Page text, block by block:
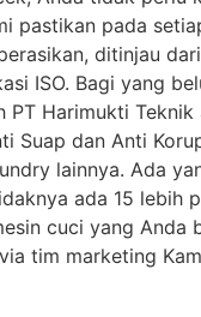
pastikan pada
ditinjau
ISO. Bagi yang
Harimukti Teknik
Suap dan Anti
lainnya. Ada
ada 15 lebih
cuci yang
tim marketing